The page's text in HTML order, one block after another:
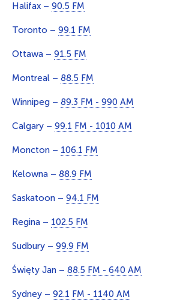
Halifax – 90.5 FM
Toronto – 99.1 FM
Ottawa – 91.5 FM
Montreal – 88.5 FM
Winnipeg – 89.3 FM - 990 AM
Calgary – 99.1 FM - 1010 AM
Moncton – 106.1 FM
Kelowna – 88.9 FM
Saskatoon – 94.1 FM
Regina – 102.5 FM
Sudbury – 99.9 FM
Święty Jan – 88.5 FM - 640 AM
Sydney – 92.1 FM - 1140 AM